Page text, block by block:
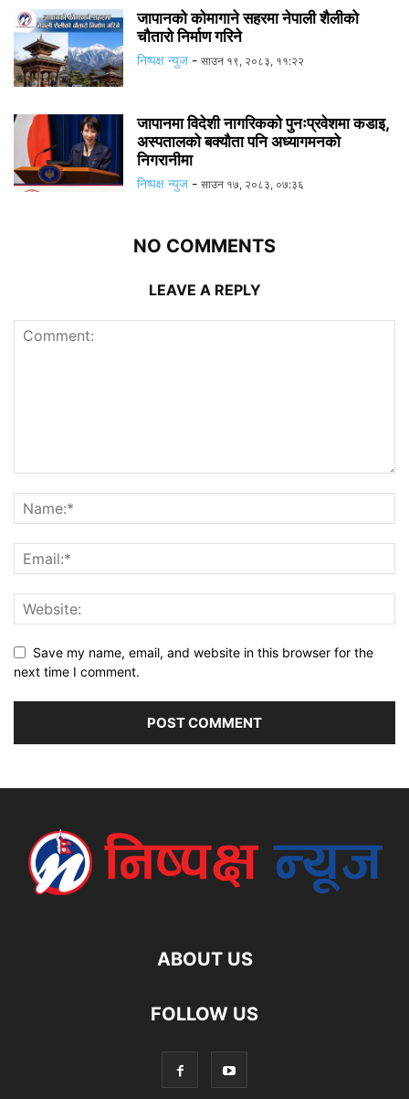
जापानको कोमागाने सहरमा नेपाली शैलीको
चौतारो निर्माण गरिने
निष्पक्ष न्युज - साउन १९, २०८३, ११:२२
जापानमा विदेशी नागरिकको पुनःप्रवेशमा कडाइ,
अस्पतालको बक्यौता पनि अध्यागमनको
निगरानीमा
निष्पक्ष न्युज - साउन १७, २०८३, ०७:३६
NO COMMENTS
LEAVE A REPLY
Save my name, email, and website in this browser for the
next time I comment.
ABOUT US
FOLLOW US